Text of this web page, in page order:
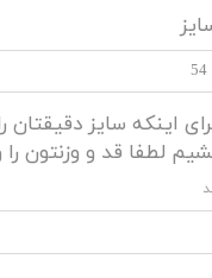
54
اینکه سایز دقیقتان
لطفا قد و وزنتون را